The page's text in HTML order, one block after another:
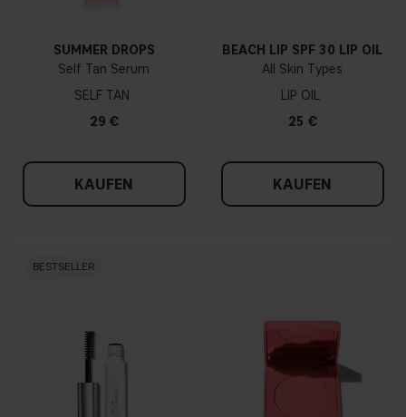
SUMMER DROPS
Self Tan Serum
SELF TAN
29 €
KAUFEN
BEACH LIP SPF 30 LIP OIL
All Skin Types
LIP OIL
25 €
KAUFEN
BESTSELLER